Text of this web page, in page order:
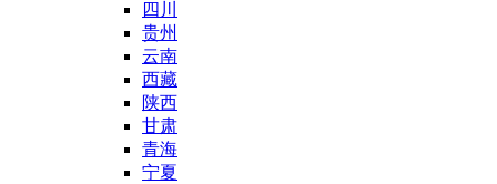
四川
贵州
云南
西藏
陕西
甘肃
青海
宁夏